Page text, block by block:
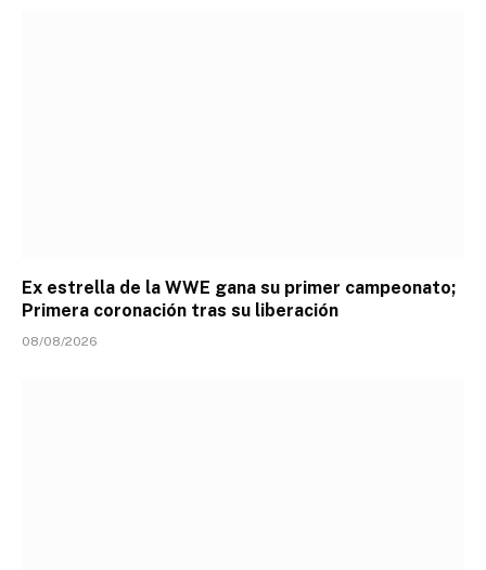
Ex estrella de la WWE gana su primer campeonato;
Primera coronación tras su liberación
08/08/2026